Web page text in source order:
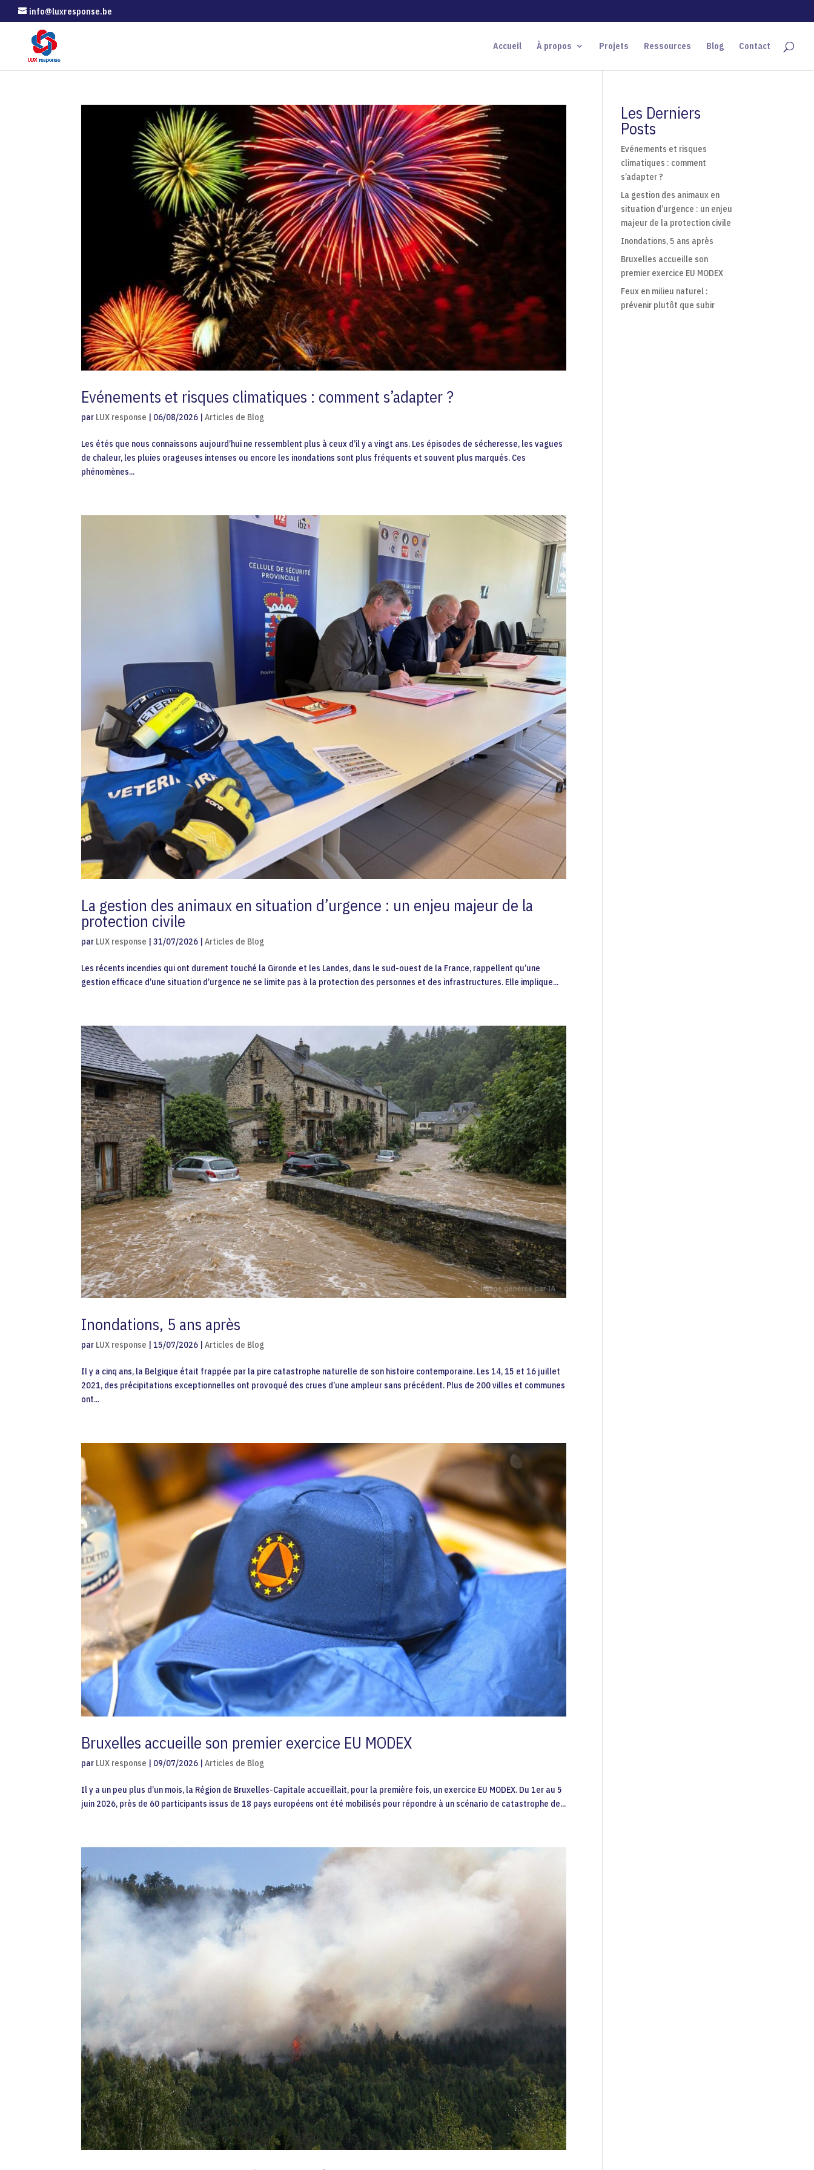
info@luxresponse.be
Accueil À propos Projets Ressources Blog Contact
Evénements et risques climatiques : comment s’adapter ?
par LUX response | 06/08/2026 |Articles de Blog
Les étés que nous connaissons aujourd’hui ne ressemblent plus à ceux d’il y a vingt ans. Les épisodes de sécheresse, les vagues
de chaleur, les pluies orageuses intenses ou encore les inondations sont plus fréquents et souvent plus marqués. Ces
phénomènes...
La gestion des animaux en situation d’urgence : un enjeu majeur de la
protection civile
par LUX response |31/07/2026 |Articles de Blog
Les récents incendies qui ont durement touché la Gironde et les Landes, dans le sud-ouest de la France, rappellent qu’une
gestion efficace d’une situation d’urgence ne se limite pas à la protection des personnes et des infrastructures. Elle implique...
Inondations, 5 ans après
par LUX response |15/07/2026 |Articles de Blog
Il y a cinq ans, la Belgique était frappée par la pire catastrophe naturelle de son histoire contemporaine. Les 14, 15 et 16 juillet
2021, des précipitations exceptionnelles ont provoqué des crues d’une ampleur sans précédent. Plus de 200 villes et communes
ont...
Bruxelles accueille son premier exercice EU MODEX
par LUX response | 09/07/2026 |Articles de Blog
Il y a un peu plus d’un mois, la Région de Bruxelles-Capitale accueillait, pour la première fois, un exercice EU MODEX. Du 1er au 5
juin 2026, près de 60 participants issus de 18 pays européens ont été mobilisés pour répondre à un scénario de catastrophe de...
Les Derniers
Posts
Evénements et risques
climatiques : comment
s’adapter ?
La gestion des animaux en
situation d’urgence : un enjeu
majeur de la protection civile
Inondations, 5 ans après
Bruxelles accueille son
premier exercice EU MODEX
Feux en milieu naturel :
prévenir plutôt que subir